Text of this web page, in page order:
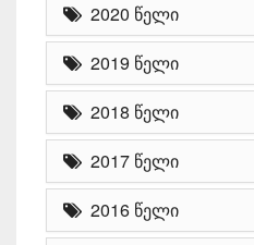
2020 წელი
2019 წელი
2018 წელი
2017 წელი
2016 წელი